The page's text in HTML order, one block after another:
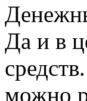
Да и в
можно